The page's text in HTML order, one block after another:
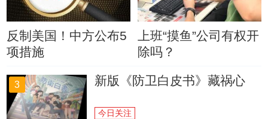
反制美国！中方公布5
项措施
上班“摸鱼”公司有权开
除吗？
3 新版《防卫白皮书》藏祸心
今日关注